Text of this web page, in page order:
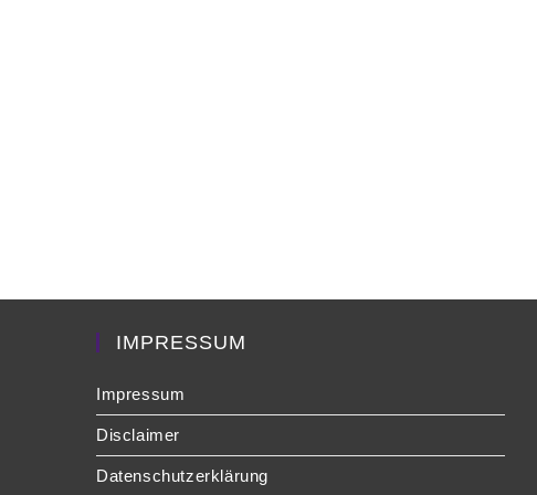
IMPRESSUM
Impressum
Disclaimer
Datenschutzerklärung